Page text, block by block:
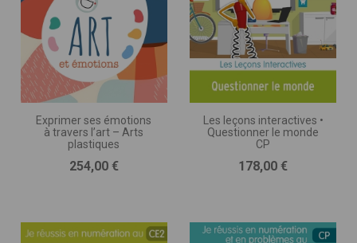
Exprimer ses émotions
à travers l’art – Arts
plastiques
Prix
254,00 €
Les leçons interactives •
Questionner le monde
CP
Prix
178,00 €